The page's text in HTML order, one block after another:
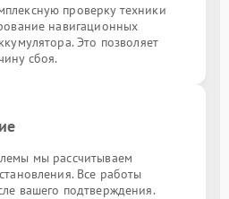
проверку техники
навигационных
Это позволяет
сбоя.
мы рассчитываем
Все работы
вашего подтверждения.